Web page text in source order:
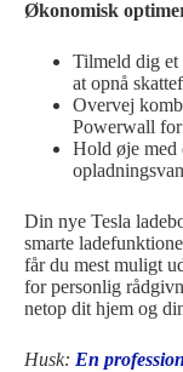
Økonomisk
Tilmeld dig et
at opnå
Overvej
Powerwall for
Hold øje med
Din nye Tesla
smarte
får du mest muligt
for personlig
netop dit hjem og
Husk: En